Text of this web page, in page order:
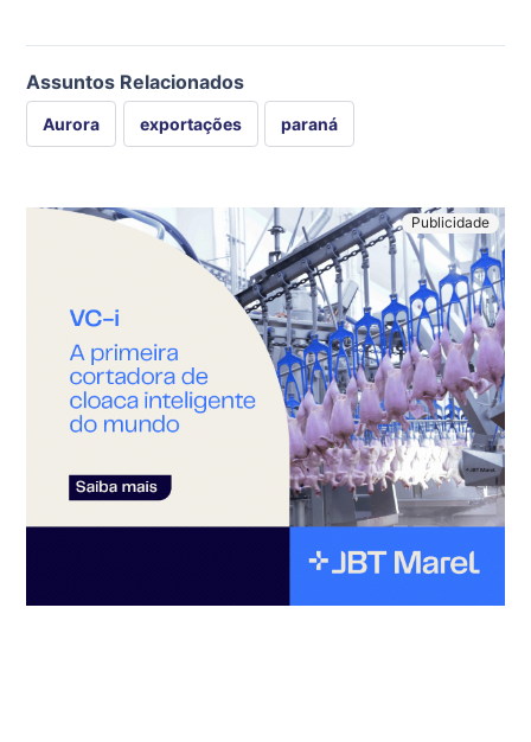
Assuntos Relacionados
Aurora exportações paraná